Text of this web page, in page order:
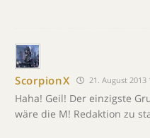
ScorpionX 21. August 2013
Haha! Geil! Der einzigste
wäre die M! Redaktion zu